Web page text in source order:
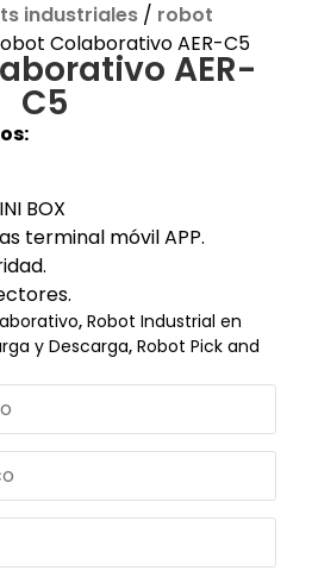
industriales/ robot
Colaborativo AER-C5
AER-
C5
BOX
terminal móvil APP.
, Robot Industrial en
y Descarga, Robot Pick and